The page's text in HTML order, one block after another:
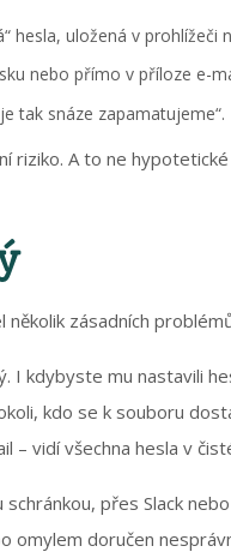
hesla, uložená v prohlížeči
nebo přímo v příloze e-
tak snáze zapamatujeme“.
A to ne
zásadních
I kdybyste mu nastavili
kdo se k souboru
– vidí všechna hesla v
přes Slack
omylem doručen